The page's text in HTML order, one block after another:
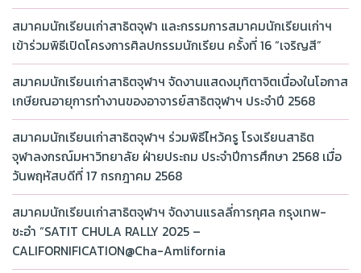
สมาคมนักเรียนเก่าสาธิตจุฬา และกรรมการสมาคมนักเรียนเก่าฯ
เข้าร่วมพิธีเปิดโครงการศิลปกรรมนักเรียน ครั้งที่ 16 “เจริญสี”
สมาคมนักเรียนเก่าสาธิตจุฬาฯ จัดงานแสดงมุทิตาจิตเนื่องในโอกาส
เกษียณอายุการทำงานของอาจารย์สาธิตจุฬาฯ ประจำปี 2568
สมาคมนักเรียนเก่าสาธิตจุฬาฯ ร่วมพิธีไหว้ครู โรงเรียนสาธิต
จุฬาลงกรณ์มหาวิทยาลัย ฝ่ายประถม ประจำปีการศึกษา 2568 เมื่อ
วันพฤหัสบดีที่ 17 กรกฎาคม 2568
สมาคมนักเรียนเก่าสาธิตจุฬาฯ จัดงานแรลลี่การกุศล กรุงเทพ-
ชะอำ “SATIT CHULA RALLY 2025 –
CALIFORNIFICATION@Cha-Amlifornia